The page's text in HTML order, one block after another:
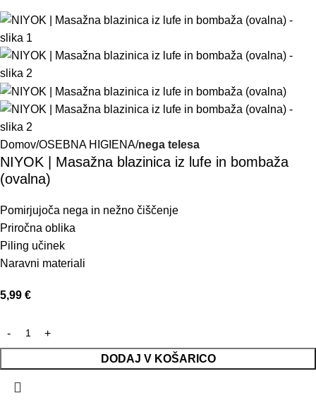
Domov OSEBNA HIGIENA nega telesa
NIYOK | Masažna blazinica iz lufe in bombaža
(ovalna)
Pomirjujoča nega in nežno čiščenje
Priročna oblika
Piling učinek
Naravni materiali
5,99 €
DODAJ V KOŠARICO